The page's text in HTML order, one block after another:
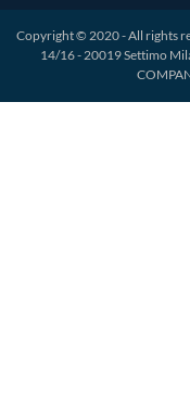
Copyright © 2020 - All rights
14/16 - 20019 Settimo